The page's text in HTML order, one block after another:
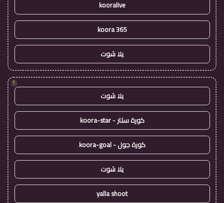
kooralive
koora 365
يلا شوت
!
يلا شوت
كورة ستار - koora-star
كورة جول - koora-goal
يلا شوت
yalla shoot